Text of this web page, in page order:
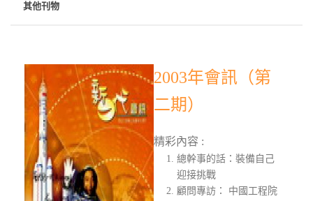
其他刊物
2003年會訊（第
二期）
精彩內容 :
總幹事的話：裝備自己
迎接挑戰
顧問專訪： 中國工程院